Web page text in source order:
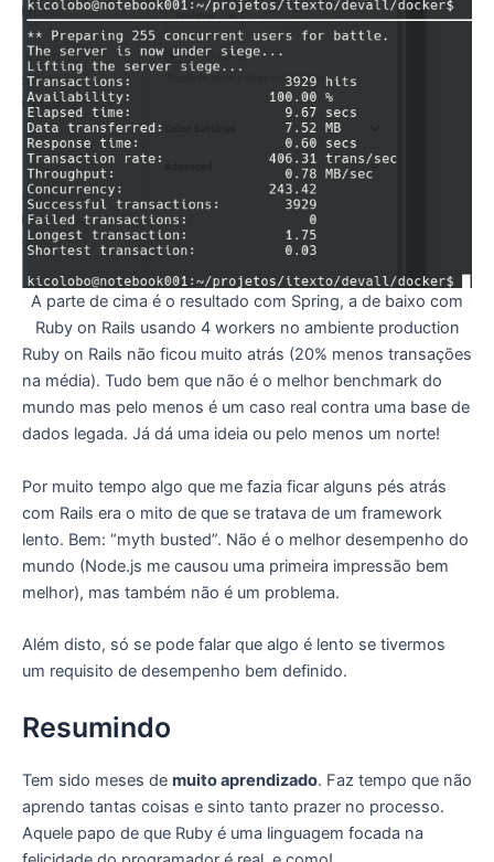
A parte de cima é o resultado com Spring, a de baixo com
Ruby on Rails usando 4 workers no ambiente production
Ruby on Rails não ficou muito atrás (20% menos transações
na média). Tudo bem que não é o melhor benchmark do
mundo mas pelo menos é um caso real contra uma base de
dados legada. Já dá uma ideia ou pelo menos um norte!
Por muito tempo algo que me fazia ficar alguns pés atrás
com Rails era o mito de que se tratava de um framework
lento. Bem: “myth busted”. Não é o melhor desempenho do
mundo (Node.js me causou uma primeira impressão bem
melhor), mas também não é um problema.
Além disto, só se pode falar que algo é lento se tivermos
um requisito de desempenho bem definido.
Resumindo
Tem sido meses de muito aprendizado. Faz tempo que não
aprendo tantas coisas e sinto tanto prazer no processo.
Aquele papo de que Ruby é uma linguagem focada na